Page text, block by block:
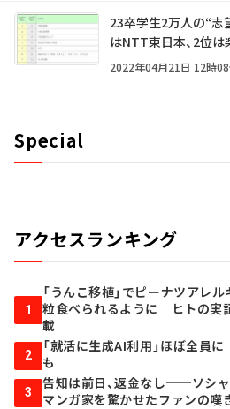
23卒学生2万人の“
はNTT東日本、2位は
2022年04月21日 12時
Special
アクセスランキング
1
「うんこ移植」でピーナツアレ
粒食べられるように ヒトの
載
2
「就活に生成AI利用」ほぼ全員
も
3
告知は前日、返金なし──ソシャ
マンガ家を驚かせたファンの嘆